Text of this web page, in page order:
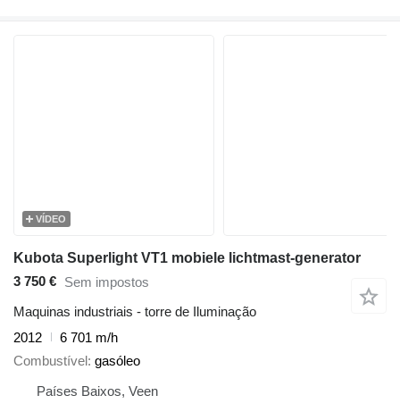
VÍDEO
Kubota Superlight VT1 mobiele lichtmast-generator
3 750 € Sem impostos
Maquinas industriais - torre de Iluminação
2012
6 701 m/h
Combustível gasóleo
Países Baixos, Veen